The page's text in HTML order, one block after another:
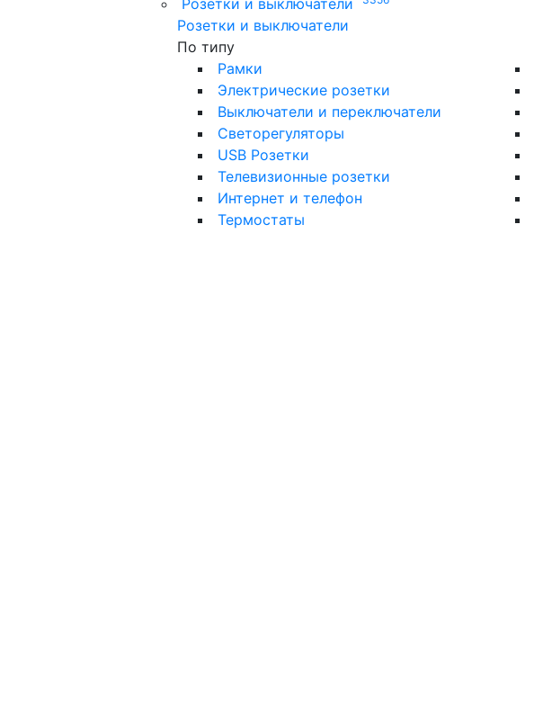
Розетки и выключатели
По типу
Рамки
Электрические розетки
Выключатели и переключатели
Светорегуляторы
USB Розетки
Телевизионные розетки
Интернет и телефон
Термостаты